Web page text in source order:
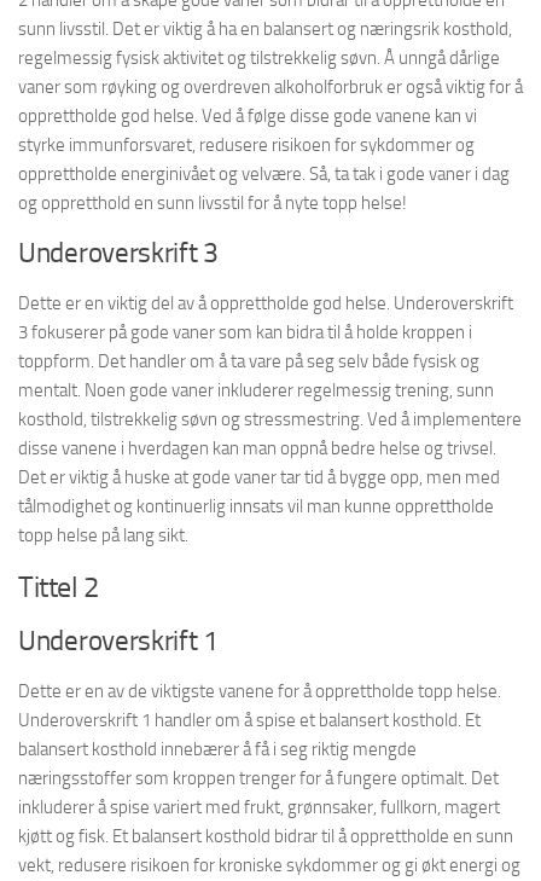
sunn livsstil. Det er viktig å ha en balansert og næringsrik kosthold,
regelmessig fysisk aktivitet og tilstrekkelig søvn. Å unngå dårlige
vaner som røyking og overdreven alkoholforbruk er også viktig for å
opprettholde god helse. Ved å følge disse gode vanene kan vi
styrke immunforsvaret, redusere risikoen for sykdommer og
opprettholde energinivået og velvære. Så, ta tak i gode vaner i dag
og oppretthold en sunn livsstil for å nyte topp helse!
Underoverskrift 3
Dette er en viktig del av å opprettholde god helse. Underoverskrift
3 fokuserer på gode vaner som kan bidra til å holde kroppen i
toppform. Det handler om å ta vare på seg selv både fysisk og
mentalt. Noen gode vaner inkluderer regelmessig trening, sunn
kosthold, tilstrekkelig søvn og stressmestring. Ved å implementere
disse vanene i hverdagen kan man oppnå bedre helse og trivsel.
Det er viktig å huske at gode vaner tar tid å bygge opp, men med
tålmodighet og kontinuerlig innsats vil man kunne opprettholde
topp helse på lang sikt.
Tittel 2
Underoverskrift 1
Dette er en av de viktigste vanene for å opprettholde topp helse.
Underoverskrift 1 handler om å spise et balansert kosthold. Et
balansert kosthold innebærer å få i seg riktig mengde
næringsstoffer som kroppen trenger for å fungere optimalt. Det
inkluderer å spise variert med frukt, grønnsaker, fullkorn, magert
kjøtt og fisk. Et balansert kosthold bidrar til å opprettholde en sunn
vekt, redusere risikoen for kroniske sykdommer og gi økt energi og